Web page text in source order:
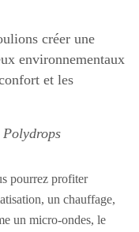
créer une
environnementaux
et les
pourrez profiter
un chauffage,
un micro-ondes, le